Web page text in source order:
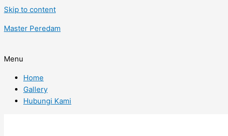
Skip to content
Master Peredam
Menu
Home
Gallery
Hubungi Kami